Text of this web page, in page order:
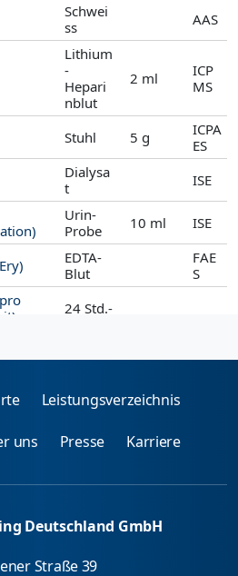
Schwei
ss
AAS
Lithium
-
Hepari
nblut
2 ml
ICP
MS
Stuhl 5 g
ICPA
ES
Dialysa
t
ISE
Urin-
Probe
10 ml ISE
EDTA-
Blut
FAE
S
24 Std.-
Leistungsverzeichnis
uns Presse Karriere
Deutschland GmbH
Straße 39